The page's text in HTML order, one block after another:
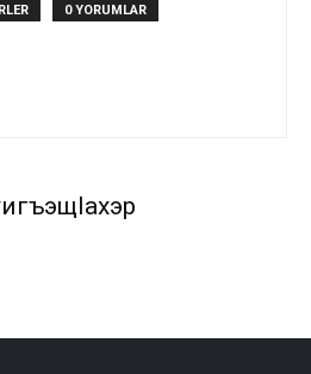
0 YORUMLAR